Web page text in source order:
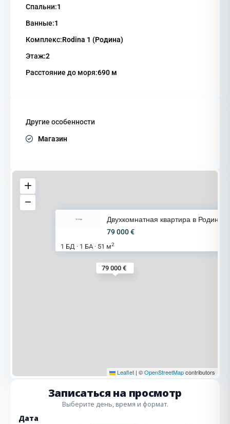
Спальни:1
Ванные:1
Комплекс:Rodina 1 (Родина)
Этаж:2
Расстояние до моря:690 м
Другие особенности
Магазин
79 000 €
Двухкомнатная квартира в Родин
79 000 €
1 БД · 1 БА · 51 м2
Leaflet | ©OpenStreetMapcontributors
Записаться на просмотр
Выберите день, время и формат.
Дата